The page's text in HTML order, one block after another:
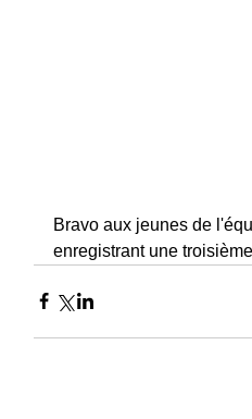
Bravo aux jeunes de
enregistrant une